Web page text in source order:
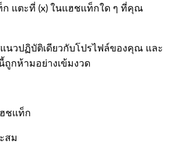
แตะที่ (x) ในแฮชแท็กใด ๆ ที่คุณ
นวปฏิบัติเดียวกับโปรไฟล์ของคุณ และ
กห้ามอย่างเข้มงวด
ชแท็ก
สม